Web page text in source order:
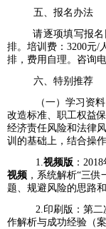
五、报名办法
请逐项填写报
排。培训费：3200元/
排，费用自理。咨询
六、特别推荐
（一）学习资
改造标准、职工权益
经济责任风险和法律风
训的基础上，结合操
1.视频版 ：
视频 ，系统解析“三供
题、规避风险的思路和
2.印刷版：第二
作解析与成功经验（案